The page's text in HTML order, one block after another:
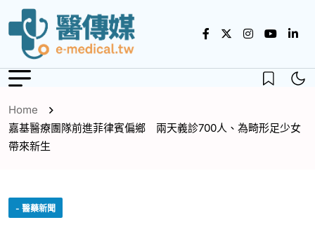
Home
嘉基醫療團隊前進菲律賓偏鄉 兩天義診700人、為畸形足少女
帶來新生
- 醫藥新聞